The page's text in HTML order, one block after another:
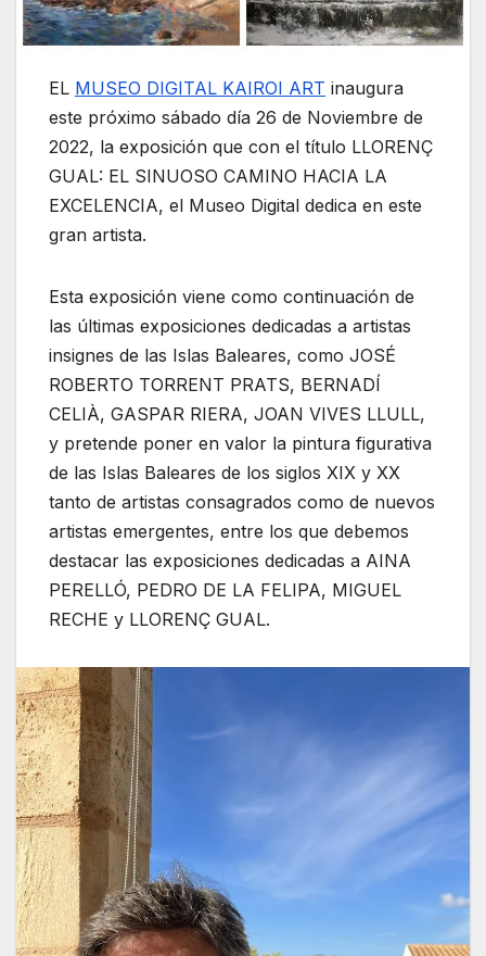
EL MUSEO DIGITAL KAIROI ART inaugura
este próximo sábado día 26 de Noviembre de
2022, la exposición que con el título LLORENÇ
GUAL: EL SINUOSO CAMINO HACIA LA
EXCELENCIA, el Museo Digital dedica en este
gran artista.
Esta exposición viene como continuación de
las últimas exposiciones dedicadas a artistas
insignes de las Islas Baleares, como JOSÉ
ROBERTO TORRENT PRATS, BERNADÍ
CELIÀ, GASPAR RIERA, JOAN VIVES LLULL,
y pretende poner en valor la pintura figurativa
de las Islas Baleares de los siglos XIX y XX
tanto de artistas consagrados como de nuevos
artistas emergentes, entre los que debemos
destacar las exposiciones dedicadas a AINA
PERELLÓ, PEDRO DE LA FELIPA, MIGUEL
RECHE y LLORENÇ GUAL.